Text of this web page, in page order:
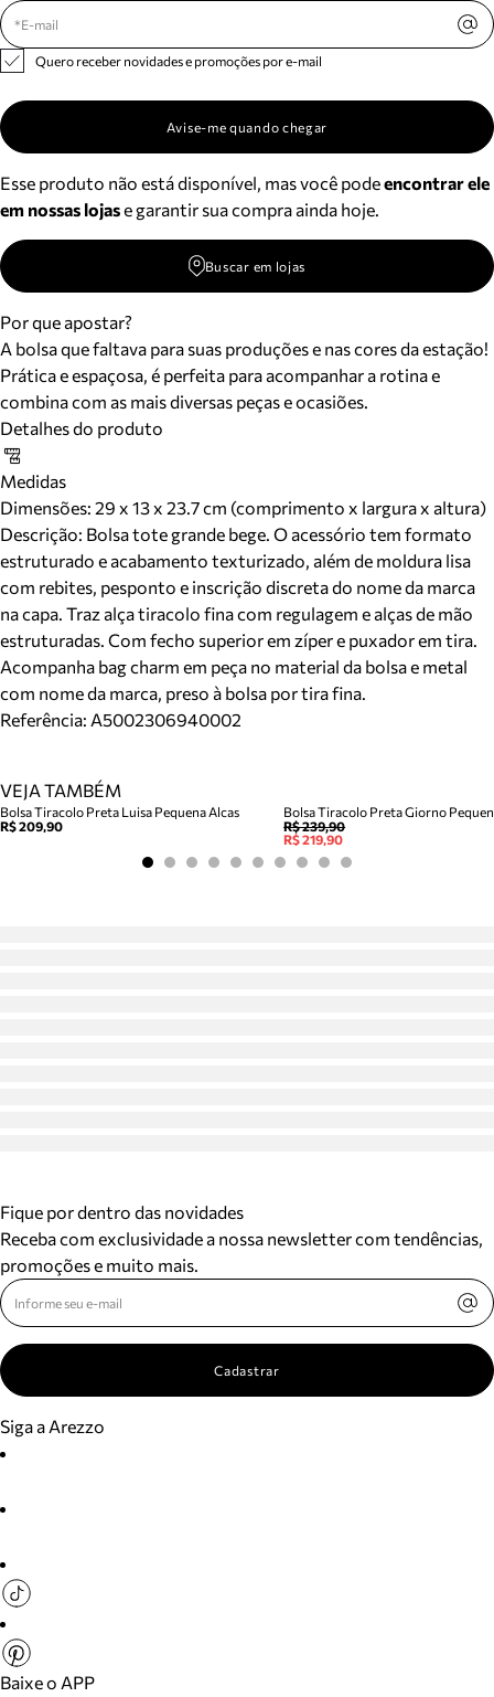
Quero receber novidades e promoções por e-mail
Avise-me quando chegar
Esse produto não está disponível, mas você podeencontrar ele
em nossas lojase garantir sua compra ainda hoje.
Buscar em lojas
Por que apostar?
A bolsa que faltava para suas produções e nas cores da estação!
Prática e espaçosa, é perfeita para acompanhar a rotina e
combina com as mais diversas peças e ocasiões.
Detalhes do produto
Medidas
Dimensões: 29 x 13 x 23.7 cm (comprimento x largura x altura)
Descrição: Bolsa tote grande bege. O acessório tem formato
estruturado e acabamento texturizado, além de moldura lisa
com rebites, pesponto e inscrição discreta do nome da marca
na capa. Traz alça tiracolo fina com regulagem e alças de mão
estruturadas. Com fecho superior em zíper e puxador em tira.
Acompanha bag charm em peça no material da bolsa e metal
com nome da marca, preso à bolsa por tira fina.
Referência: A5002306940002
VEJA TAMBÉM
Bolsa Tiracolo Preta Luisa Pequena Alcas
R$ 209,90
Bolsa Tiracolo Preta Giorno
R$ 239,90
R$ 219,90
Fique por dentro das novidades
Receba com exclusividade a nossa newsletter com tendências,
promoções e muito mais.
Cadastrar
Siga a Arezzo
Baixe o APP